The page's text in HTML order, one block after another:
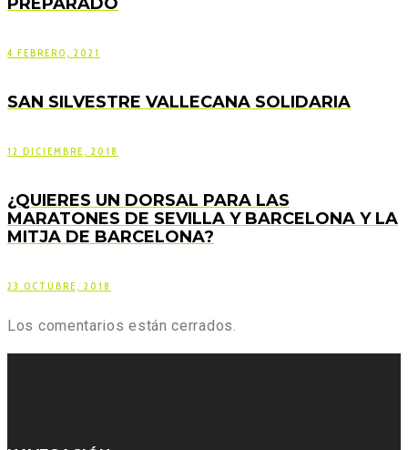
4 FEBRERO, 2021
SAN SILVESTRE VALLECANA SOLIDARIA
12 DICIEMBRE, 2018
¿QUIERES UN DORSAL PARA LAS
MARATONES DE SEVILLA Y BARCELONA Y LA
MITJA DE BARCELONA?
23 OCTUBRE, 2018
Los comentarios están cerrados.